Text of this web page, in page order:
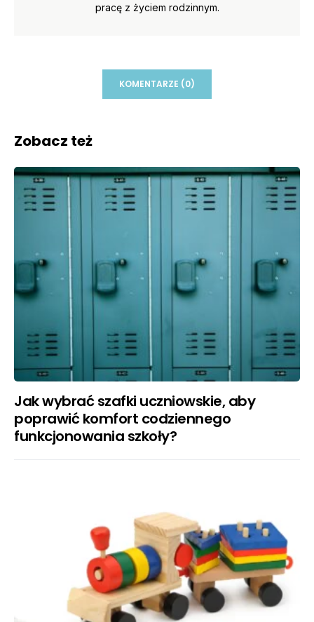
pracę z życiem rodzinnym.
KOMENTARZE (0)
Zobacz też
Jak wybrać szafki uczniowskie, aby
poprawić komfort codziennego
funkcjonowania szkoły?